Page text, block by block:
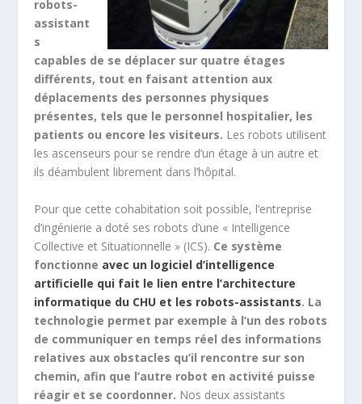
robots-
assistant
s
capables de se déplacer sur quatre étages
différents, tout en faisant attention aux
déplacements des personnes physiques
présentes, tels que le personnel hospitalier, les
patients ou encore les visiteurs. Les robots utilisent
les ascenseurs pour se rendre d’un étage à un autre et
ils déambulent librement dans l’hôpital.
Pour que cette cohabitation soit possible, l’entreprise
d’ingénierie a doté ses robots d’une « Intelligence
Collective et Situationnelle » (ICS). Ce système
fonctionne avec un logiciel d’intelligence
artificielle qui fait le lien entre l’architecture
informatique du CHU et les robots-assistants. La
technologie permet par exemple à l’un des robots
de communiquer en temps réel des informations
relatives aux obstacles qu’il rencontre sur son
chemin, afin que l’autre robot en activité puisse
réagir et se coordonner. Nos deux assistants